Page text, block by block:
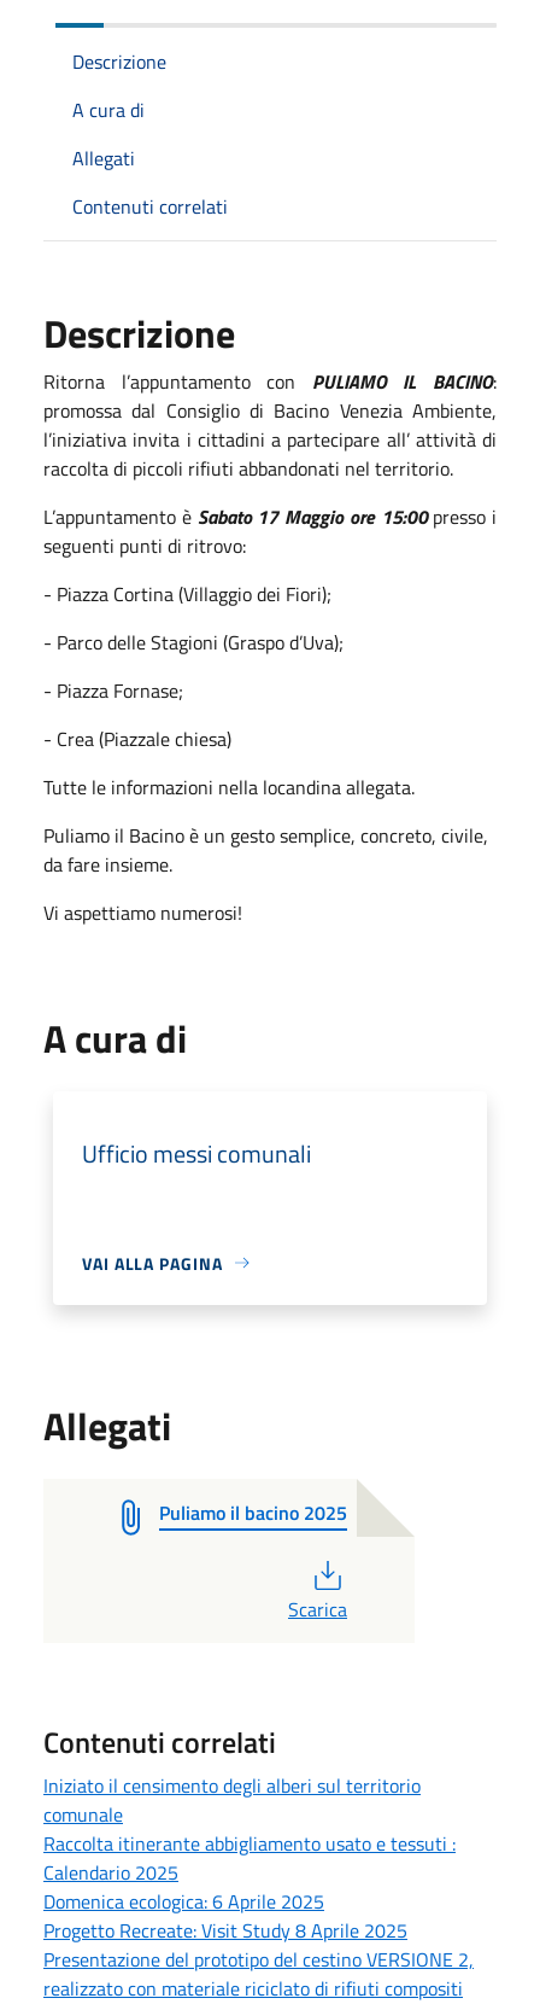
Descrizione
A cura di
Allegati
Contenuti correlati
Descrizione
Ritorna l’appuntamento con PULIAMO IL BACINO:
promossa dal Consiglio di Bacino Venezia Ambiente,
l’iniziativa invita i cittadini a partecipare all’ attività di
raccolta di piccoli rifiuti abbandonati nel territorio.
L’appuntamento è Sabato 17 Maggio ore 15:00presso i
seguenti punti di ritrovo:
- Piazza Cortina (Villaggio dei Fiori);
- Parco delle Stagioni (Graspo d’Uva);
- Piazza Fornase;
- Crea (Piazzale chiesa)
Tutte le informazioni nella locandina allegata.
Puliamo il Bacino è un gesto semplice, concreto, civile,
da fare insieme.
Vi aspettiamo numerosi!
A cura di
Ufficio messi comunali
VAI ALLA PAGINA
Allegati
Puliamo il bacino 2025
Scarica
Contenuti correlati
Iniziato il censimento degli alberi sul territorio
comunale
Raccolta itinerante abbigliamento usato e tessuti :
Calendario 2025
Domenica ecologica: 6 Aprile 2025
Progetto Recreate: Visit Study 8 Aprile 2025
Presentazione del prototipo del cestino VERSIONE 2,
realizzato con materiale riciclato di rifiuti compositi